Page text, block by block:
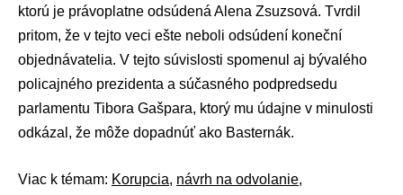
ktorú je právoplatne odsúdená Alena Zsuzsová. Tvrdil
pritom, že v tejto veci ešte neboli odsúdení koneční
objednávatelia. V tejto súvislosti spomenul aj bývalého
policajného prezidenta a súčasného podpredsedu
parlamentu Tibora Gašpara, ktorý mu údajne v minulosti
odkázal, že môže dopadnúť ako Basternák.
Viac k témam: Korupcia, návrh na odvolanie,